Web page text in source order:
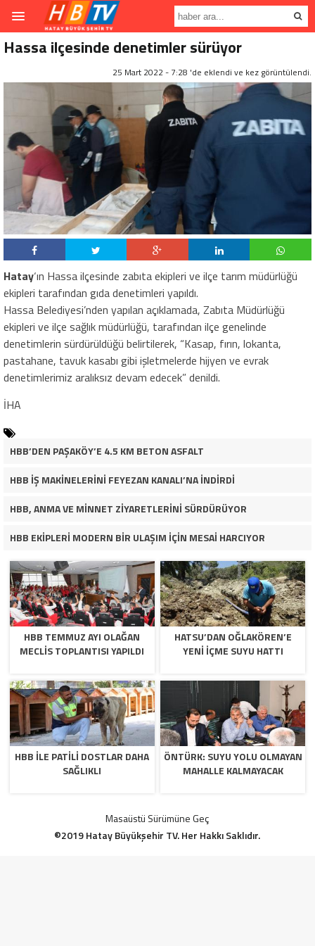
Hassa ilçesinde denetimler sürüyor
25 Mart 2022 - 7:28 'de eklendi ve kez görüntülendi.
Hatay‘ın Hassa ilçesinde zabıta ekipleri ve ilçe tarım müdürlüğü
ekipleri tarafından gıda denetimleri yapıldı.
Hassa Belediyesi’nden yapılan açıklamada, Zabıta Müdürlüğü
ekipleri ve ilçe sağlık müdürlüğü, tarafından ilçe genelinde
denetimlerin sürdürüldüğü belirtilerek, “Kasap, fırın, lokanta,
pastahane, tavuk kasabı gibi işletmelerde hijyen ve evrak
denetimlerimiz aralıksız devam edecek” denildi.
İHA
HBB’DEN PAŞAKÖY’E 4.5 KM BETON ASFALT
HBB İŞ MAKİNELERİNİ FEYEZAN KANALI’NA İNDİRDİ
HBB, ANMA VE MİNNET ZİYARETLERİNİ SÜRDÜRÜYOR
HBB EKİPLERİ MODERN BİR ULAŞIM İÇİN MESAİ HARCIYOR
HBB TEMMUZ AYI OLAĞAN
MECLİS TOPLANTISI YAPILDI
HATSU’DAN OĞLAKÖREN’E
YENİ İÇME SUYU HATTI
HBB İLE PATİLİ DOSTLAR DAHA
SAĞLIKLI
ÖNTÜRK: SUYU YOLU OLMAYAN
MAHALLE KALMAYACAK
Masaüstü Sürümüne Geç
©2019 Hatay Büyükşehir TV. Her Hakkı Saklıdır.